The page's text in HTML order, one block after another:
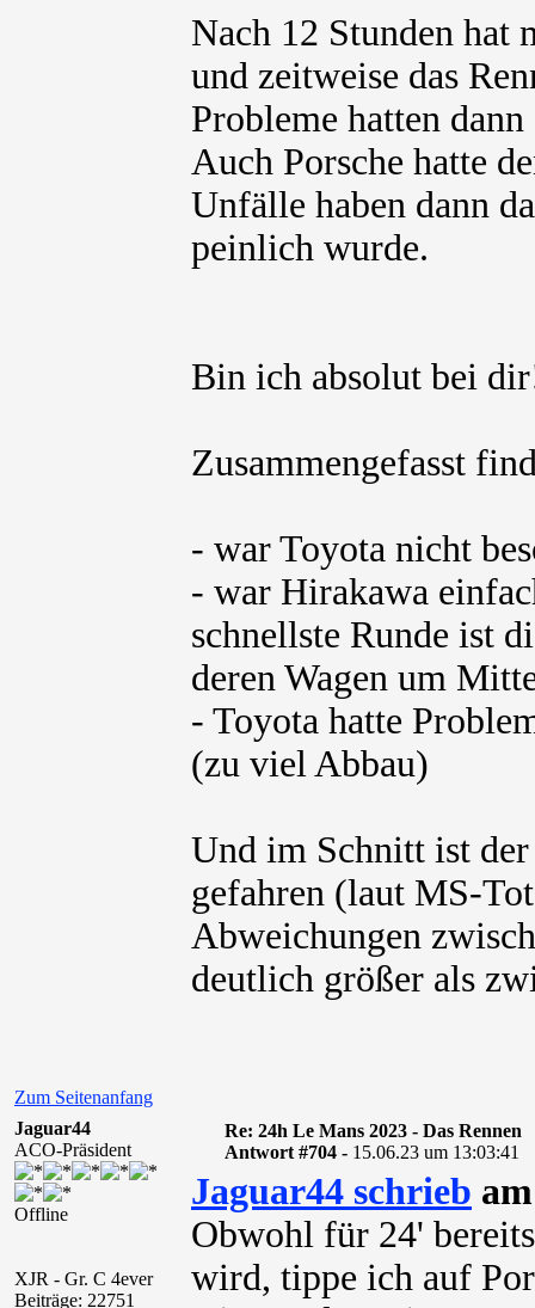
Nach 12 Stunden hat
und zeitweise das
Probleme hatten
Auch Porsche hatte
Unfälle haben dann
peinlich wurde.
Bin ich absolut bei
Zusammengefasst
- war Toyota nicht
- war Hirakawa
schnellste Runde ist
deren Wagen um
- Toyota hatte
(zu viel Abbau)
Und im Schnitt ist
gefahren (laut MS-
Abweichungen
deutlich größer als
Zum Seitenanfang
Jaguar44
ACO-Präsident
Offline
XJR - Gr. C 4ever
Beiträge: 22751
Re: 24h Le Mans 2023 - Das Rennen
Antwort #704 - 15.06.23 um 13:03:41
Jaguar44 schrieb
Obwohl für 24'
wird, tippe ich auf